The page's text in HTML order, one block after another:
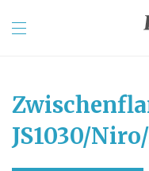
JS1030/